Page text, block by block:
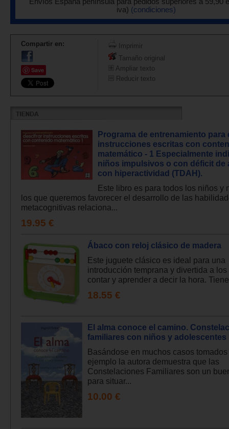
Envíos España península para pedidos superiores a 59,90
iva) (condiciones)
Compartir en:
Save
Imprimir
Tamaño original
Ampliar texto
Reducir texto
Programa de entrenamiento para
instrucciones escritas con
matemático - 1 Especialmente
niños impulsivos o con déficit de
con hiperactividad (TDAH).
Este libro es para todos los niños y
los que queremos favorecer el desarrollo de las
metacognitivas relaciona...
19.95 €
Ábaco con reloj clásico de madera
Este juguete clásico es ideal para una
introducción temprana y divertida a los
contar y aprender a decir la hora.
18.55 €
El alma conoce el camino.
familiares con niños y adolescentes
Basándose en muchos casos
ejemplo la autora demuestra que las
Constelaciones Familiares son un
para situar...
10.00 €